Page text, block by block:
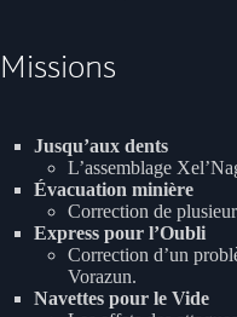
Missions
Jusqu’aux dents
L’assemblage
Évacuation minière
Correction de
Express pour l’Oubli
Correction d’un
Vorazun.
Navettes pour le Vide